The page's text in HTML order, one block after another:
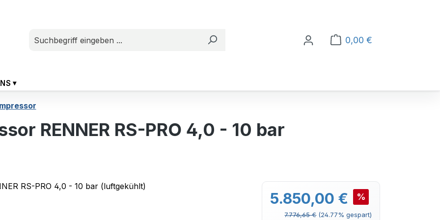
0,00 €
Warenkorb enthält 0
RENNER RS-PRO 4,0 - 10 bar
Verkaufspreis:
5.850,00 € %
Regulärer Preis:
7.776,65 € (24.77% gespart)